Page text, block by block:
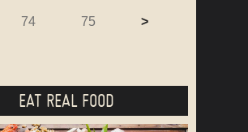
74 75 >
EAT REAL FOOD